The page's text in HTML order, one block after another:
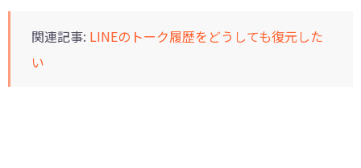
関連記事: LINEのトーク履歴をどうしても復元した
い